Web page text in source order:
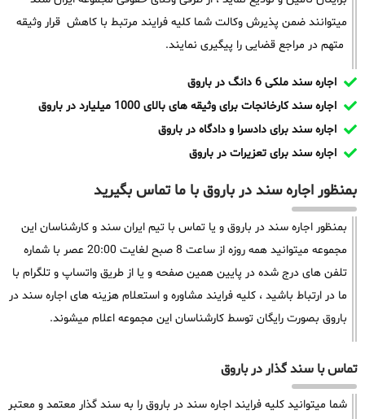
میتوانند ضمن پذیرش وکالت شما کلیه فرایند مرتبط با کاهش قرار وثیقه
متهم در مراجع قضایی را پیگیری نمایند.
اجاره سند ملکی 6 دانگ در باروق
اجاره سند کارخانجات برای وثیقه های بالای 1000 میلیارد در باروق
اجاره سند برای دادسرا و دادگاه در باروق
اجاره سند برای تعزیرات در باروق
بمنظور اجاره سند در باروق با ما تماس بگیرید
بمنظور اجاره سند در باروق و یا تماس با تیم ایران سند و کارشناسان این
مجموعه میتوانید همه روزه از ساعت 8 صبح لغایت 20:00 عصر با شماره
تلفن های درج شده در پایین همین صفحه و یا از طریق واتساپ و تلگرام با
ما در ارتباط باشید ، کلیه فرایند مشاوره و استعلام هزینه های اجاره سند در
باروق بصورت رایگان توسط کارشناسان این مجموعه اعلام میشوند.
تماس با سند گذار در باروق
شما میتوانید کلیه فرایند اجاره سند در باروق را به سند گذار معتمد و معتبر